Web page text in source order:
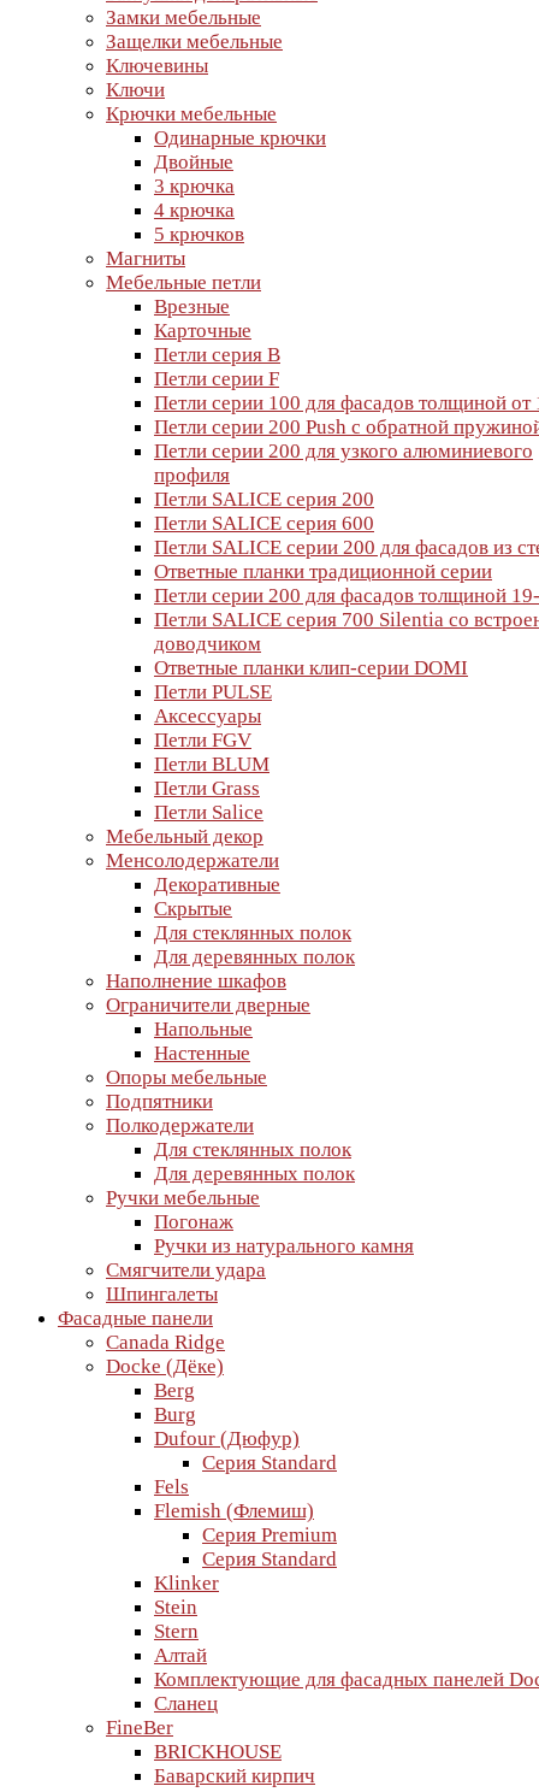
Замки мебельные
Защелки мебельные
Ключевины
Ключи
Крючки мебельные
Одинарные крючки
Двойные
3 крючка
4 крючка
5 крючков
Магниты
Мебельные петли
Врезные
Карточные
Петли серия B
Петли серии F
Петли серии 100 для фасадов толщиной
Петли серии 200 Push с обратной
Петли серии 200 для узкого алюминиевого
профиля
Петли SALICE серия 200
Петли SALICE серия 600
Петли SALICE серии 200 для фасадов из
Ответные планки традиционной серии
Петли серии 200 для фасадов толщиной
Петли SALICE серия 700 Silentia со
доводчиком
Ответные планки клип-серии DOMI
Петли PULSE
Аксессуары
Петли FGV
Петли BLUM
Петли Grass
Петли Salice
Мебельный декор
Менсолодержатели
Декоративные
Скрытые
Для стеклянных полок
Для деревянных полок
Наполнение шкафов
Ограничители дверные
Напольные
Настенные
Опоры мебельные
Подпятники
Полкодержатели
Для стеклянных полок
Для деревянных полок
Ручки мебельные
Погонаж
Ручки из натурального камня
Смягчители удара
Шпингалеты
Фасадные панели
Canada Ridge
Docke (Дёке)
Berg
Burg
Dufour (Дюфур)
Серия Standard
Fels
Flemish (Флемиш)
Серия Premium
Серия Standard
Klinker
Stein
Stern
Алтай
Комплектующие для фасадных панелей
Сланец
FineBer
BRICKHOUSE
Баварский кирпич